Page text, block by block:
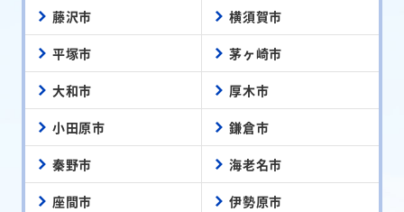
藤沢市 横須賀市
平塚市 茅ヶ崎市
大和市 厚木市
小田原市 鎌倉市
秦野市 海老名市
座間市 伊勢原市